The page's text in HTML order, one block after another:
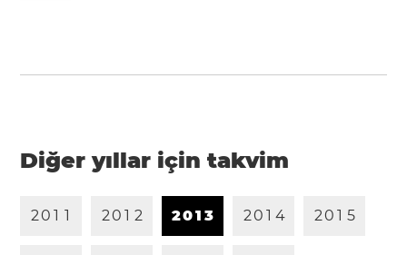
Diğer yıllar için takvim
20 1 1 20 1 2 201 3 20 1 4 20 1 5